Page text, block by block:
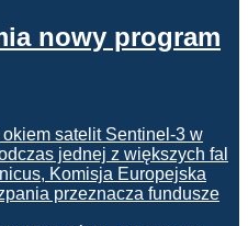
nowy program
przeznacza fundusze